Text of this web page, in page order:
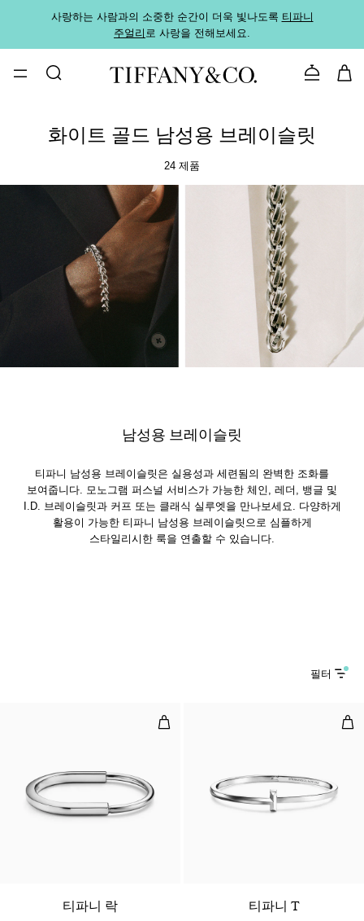
사랑하는 사람과의 소중한 순간이 더욱 빛나도록 티파니
주얼리로 사랑을 전해보세요.
문의하기
화이트 골드 남성용 브레이슬릿
24 제품
남성용 브레이슬릿
티파니 남성용 브레이슬릿은 실용성과 세련됨의 완벽한 조화를
보여줍니다. 모노그램 퍼스널 서비스가 가능한 체인, 레더, 뱅글 및
I.D. 브레이슬릿과 커프 또는 클래식 실루엣을 만나보세요. 다양하게
활용이 가능한 티파니 남성용 브레이슬릿으로 심플하게
스타일리시한 룩을 연출할 수 있습니다.
필터
뱅글, 화이트 골드
티파니 락
T1
티파니 T